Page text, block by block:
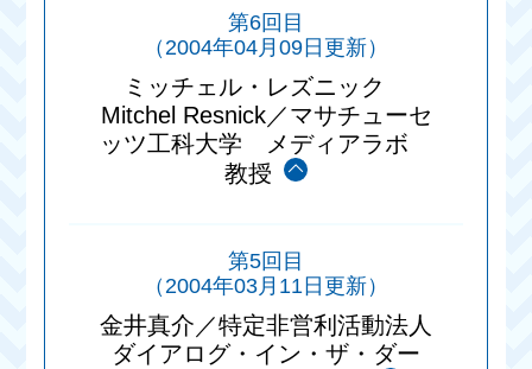
第6回目
（2004年04月09日更新）
ミッチェル・レズニック
Mitchel Resnick／マサチューセ
ッツ工科大学 メディアラボ
教授
第5回目
（2004年03月11日更新）
金井真介／特定非営利活動法人
ダイアログ・イン・ザ・ダー